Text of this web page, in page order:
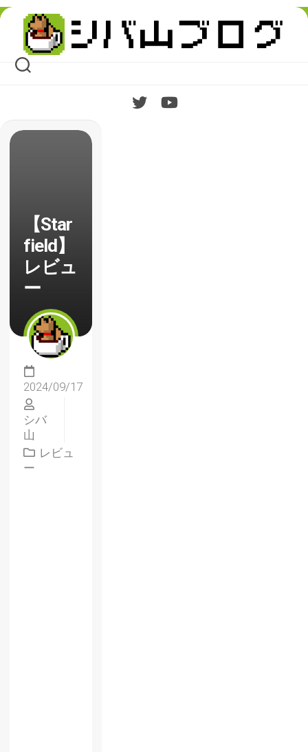
Skip
content
【Star
field】
レビュ
ー
2024/09/17
シバ
山
レビュ
ー